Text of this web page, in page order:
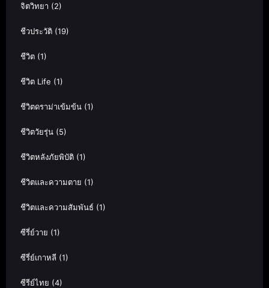
จิตวิทยา (2)
ชีวประวัติ (19)
ชีวิต (1)
ชีวิต Life (1)
ชีวิตดราม่าเข้มข้น (1)
ชีวิตวัยรุ่น (5)
ชีวิตหลังภัยพิบัติ (1)
ชีวิตและความตาย (1)
ชีวิตและความสัมพันธ์ (1)
ซีรี่ย์วาย (1)
ซีรี่ย์เกาหลี (1)
ซีรีย์ไทย (4)